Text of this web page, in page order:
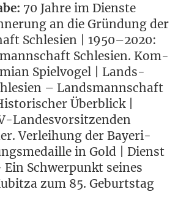
70 Jah­re im Diens­te
an die Grün­dung der
Schle­si­en | 1950–2020:
Schle­si­en. Kom­
Spiel­vo­gel | Lands­
– Lands­mann­schaft
Über­blick |
Lan­des­vor­sit­zen­den
Ver­lei­hung der Baye­ri­
in Gold | Dienst
Schwer­punkt sei­nes
zum 85. Geburts­tag